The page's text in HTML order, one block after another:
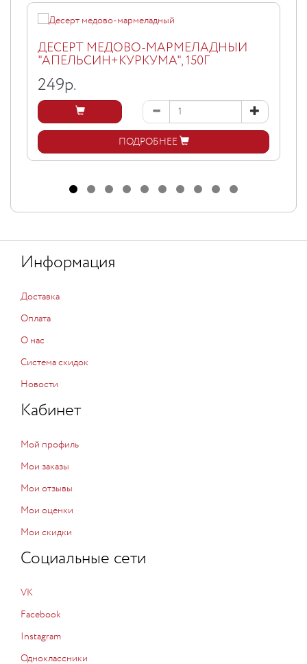
ДЕСЕРТ МЕДОВО-МАРМЕЛАДНЫЙ
"АПЕЛЬСИН+КУРКУМА", 150Г
249р.
ПОДРОБНЕЕ
Информация
Доставка
Оплата
О нас
Система скидок
Новости
Кабинет
Мой профиль
Мои заказы
Мои отзывы
Мои оценки
Мои скидки
Социальные сети
VK
Facebook
Instagram
Одноклассники